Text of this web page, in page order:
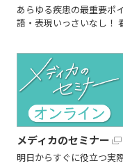
あらゆる疾患の最重要ポ
語・表現いっさいなし！
メディカのセミナー
明日からすぐに役立つ実